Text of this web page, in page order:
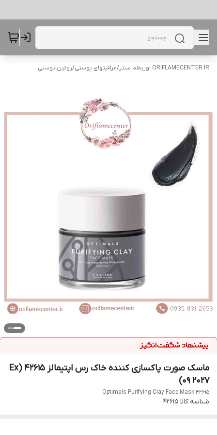
ORIFLAMECENTER.IR اوریفلم سنتر /مراقبتهای پوستی/روتین پوستی
ماسک صورت پاکسازی کننده خاک رس اپتیمالز ‌42615 (Ex
09 2027)
Optimals Purifying Clay Face Mask 42615
شناسه کالا 42615